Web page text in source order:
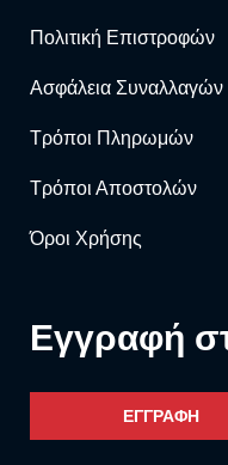
Πολιτική Επιστροφών
Ασφάλεια Συναλλαγών
Τρόποι Πληρωμών
Τρόποι Αποστολών
Όροι Χρήσης
Eγγραφή
ΕΓΓΡΑΦΗ